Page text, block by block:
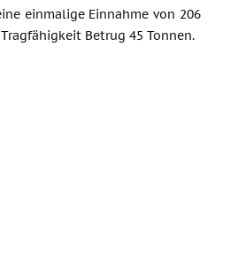
einmalige Einnahme von 206
Betrug 45 Tonnen.